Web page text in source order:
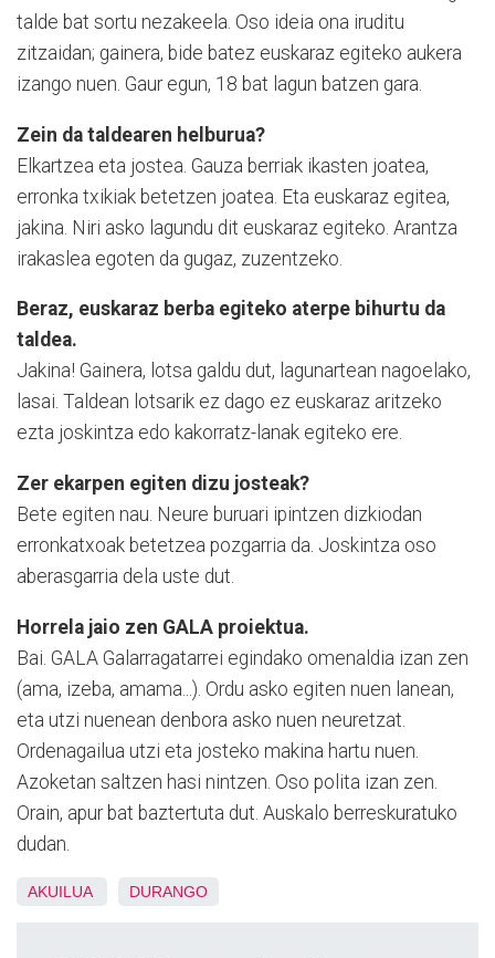
talde bat sortu nezakeela. Oso ideia ona iruditu
zitzaidan; gainera, bide batez euskaraz egiteko aukera
izango nuen. Gaur egun, 18 bat lagun batzen gara.
Zein da taldearen helburua?
Elkartzea eta jostea. Gauza berriak ikasten joatea,
erronka txikiak betetzen joatea. Eta euskaraz egitea,
jakina. Niri asko lagundu dit euskaraz egiteko. Arantza
irakaslea egoten da gugaz, zuzentzeko.
Beraz, euskaraz berba egiteko aterpe bihurtu da
taldea.
Jakina! Gainera, lotsa galdu dut, lagunartean nagoelako,
lasai. Taldean lotsarik ez dago ez euskaraz aritzeko
ezta joskintza edo kakorratz-lanak egiteko ere.
Zer ekarpen egiten dizu josteak?
Bete egiten nau. Neure buruari ipintzen dizkiodan
erronkatxoak betetzea pozgarria da. Joskintza oso
aberasgarria dela uste dut.
Horrela jaio zen GALA proiektua.
Bai. GALA Galarragatarrei egindako omenaldia izan zen
(ama, izeba, amama...). Ordu asko egiten nuen lanean,
eta utzi nuenean denbora asko nuen neuretzat.
Ordenagailua utzi eta josteko makina hartu nuen.
Azoketan saltzen hasi nintzen. Oso polita izan zen.
Orain, apur bat baztertuta dut. Auskalo berreskuratuko
dudan.
AKUILUA DURANGO